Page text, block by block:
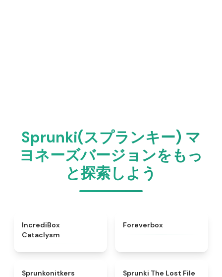
Sprunki(スプランキー) マ
ヨネーズバージョンをもっ
と探索しよう
IncrediBox
Cataclysm
Foreverbox
Sprunkonitkers ★4.4
Sprunki The Lost File